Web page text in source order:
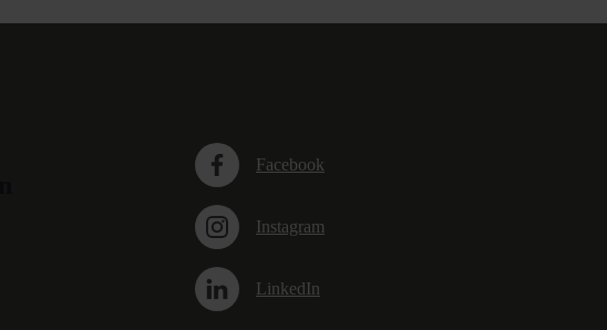
Facebook
Instagram
LinkedIn